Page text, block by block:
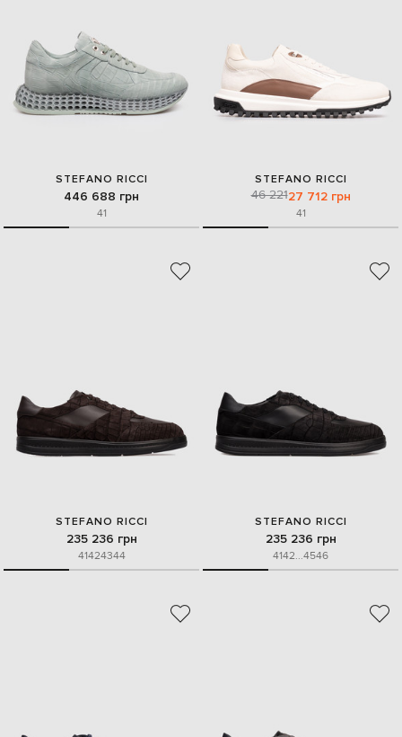
STEFANO RICCI
446 688 грн
41
STEFANO RICCI
46 22127 712 грн
41
STEFANO RICCI
235 236 грн
41424344
STEFANO RICCI
235 236 грн
4142...4546